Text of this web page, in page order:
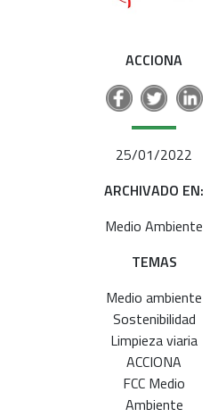
ACCIONA
25/01/2022
ARCHIVADO EN:
Medio Ambiente
TEMAS
Medio ambiente
Sostenibilidad
Limpieza viaria
ACCIONA
FCC Medio
Ambiente